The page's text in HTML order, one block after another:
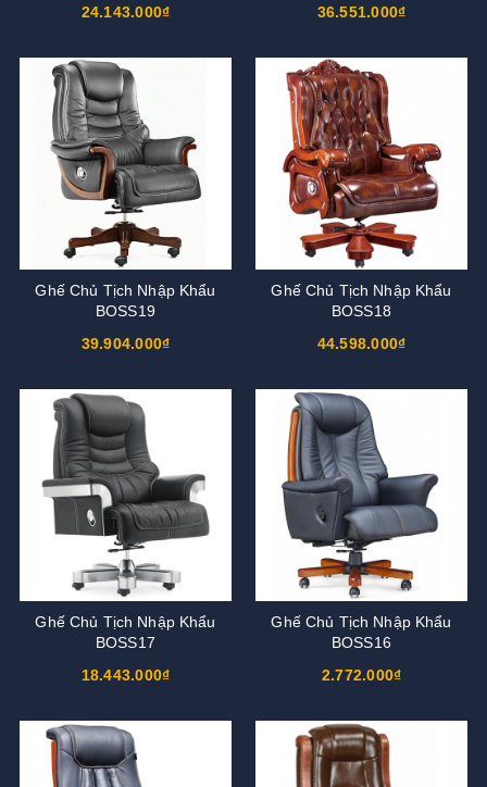
24.143.000₫ 36.551.000₫
Ghế Chủ Tịch Nhập Khẩu
BOSS19
39.904.000₫
Ghế Chủ Tịch Nhập Khẩu
BOSS18
44.598.000₫
Ghế Chủ Tịch Nhập Khẩu
BOSS17
18.443.000₫
Ghế Chủ Tịch Nhập Khẩu
BOSS16
2.772.000₫